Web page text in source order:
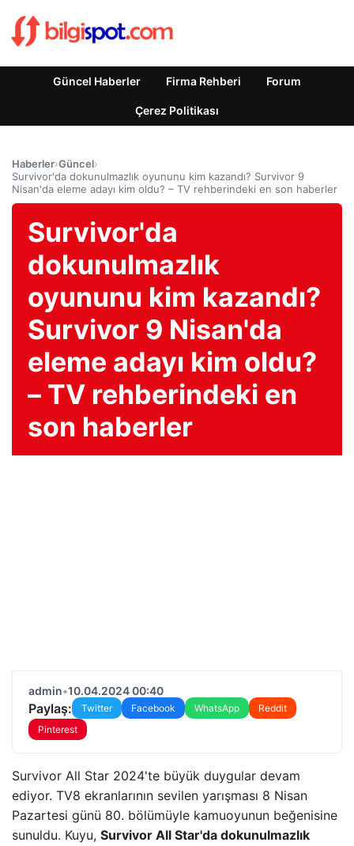
Güncel Haberler Firma Rehberi Forum
Çerez Politikası
Haberler›Güncel›
Survivor'da dokunulmazlık oyununu kim kazandı? Survivor 9
Nisan'da eleme adayı kim oldu? – TV rehberindeki en son haberler
Survivor'da
dokunulmazlık
oyununu kim kazandı?
Survivor 9 Nisan'da
eleme adayı kim oldu?
– TV rehberindeki en
son haberler
admin•10.04.2024 00:40
Paylaş: Twitter Facebook WhatsApp
Reddit
Pinterest
Survivor All Star 2024'te büyük duygular devam
ediyor. TV8 ekranlarının sevilen yarışması 8 Nisan
Pazartesi günü 80. bölümüyle kamuoyunun beğenisine
sunuldu. Kuyu, Survivor All Star'da dokunulmazlık